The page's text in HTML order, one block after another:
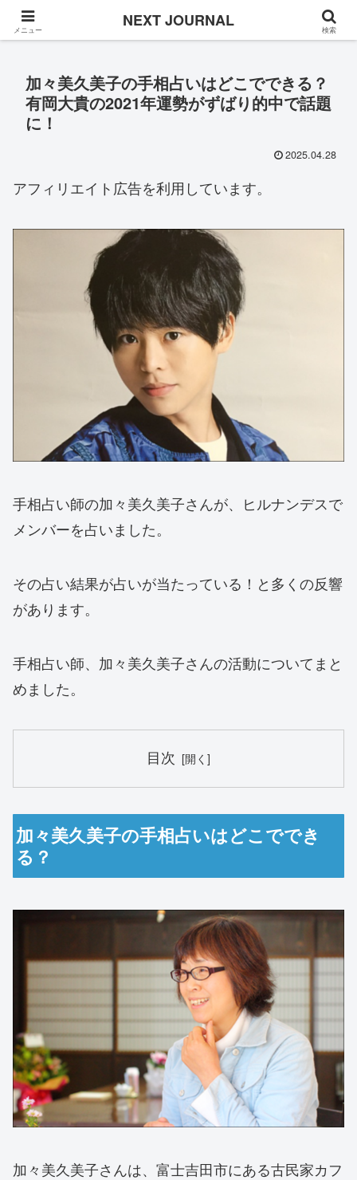
Once in a while
加々美久美子の手相占いはどこでできる？
有岡大貴の2021年運勢がずばり的中で話題
に！
2025.04.28
アフィリエイト広告を利用しています。
手相占い師の加々美久美子さんが、ヒルナンデスで
メンバーを占いました。
その占い結果が占いが当たっている！と多くの反響
があります。
手相占い師、加々美久美子さんの活動についてまと
めました。
目次
加々美久美子の手相占いはどこででき
る？
加々美久美子さんは、富士吉田市にある古民家カフ
メニュー NEXT JOURNAL 検索